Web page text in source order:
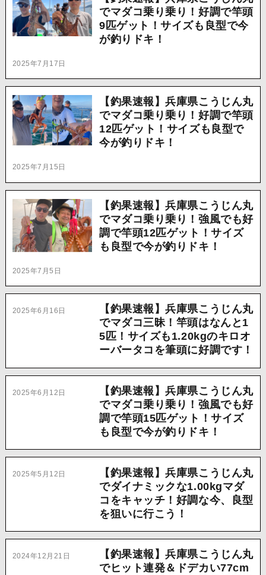
2025年7月17日
でマダコ乗り乗り！好調で竿頭
9匹ゲット！サイズも良型で今
が釣りドキ！
2025年7月15日
【釣果速報】兵庫県こうじん丸
でマダコ乗り乗り！好調で竿頭
12匹ゲット！サイズも良型で
今が釣りドキ！
2025年7月5日
【釣果速報】兵庫県こうじん丸
でマダコ乗り乗り！強風でも好
調で竿頭12匹ゲット！サイズ
も良型で今が釣りドキ！
2025年6月16日
【釣果速報】兵庫県こうじん丸
でマダコ三昧！竿頭はなんと1
5匹！サイズも1.20kgのキロオ
ーバータコを筆頭に好調です！
2025年6月12日
【釣果速報】兵庫県こうじん丸
でマダコ乗り乗り！強風でも好
調で竿頭15匹ゲット！サイズ
も良型で今が釣りドキ！
2025年5月12日
【釣果速報】兵庫県こうじん丸
でダイナミックな1.00kgマダ
コをキャッチ！好調な今、良型
を狙いに行こう！
2024年12月21日
【釣果速報】兵庫県こうじん丸
でヒット連発＆ドデカい77cm